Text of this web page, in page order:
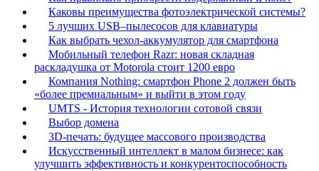
Каковы преимущества фотоэлектрической системы?
5 лучших USB–пылесосов для клавиатуры
Как выбрать чехол-аккумулятор для смартфона
Мобильный телефон Razr: новая складная
раскладушка от Motorola стоит 1200 евро
Компания Nothing: смартфон Phone 2 должен быть
«более премиальным» и выйти в этом году
UMTS - История технологии сотовой связи
Выбор домена
3D-печать: будущее массового производства
Искусственный интеллект в малом бизнесе: как
улучшить эффективность и конкурентоспособность